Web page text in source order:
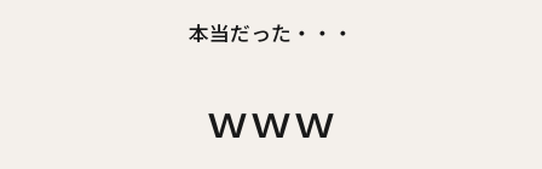
本当だった・・・
ｗｗｗ